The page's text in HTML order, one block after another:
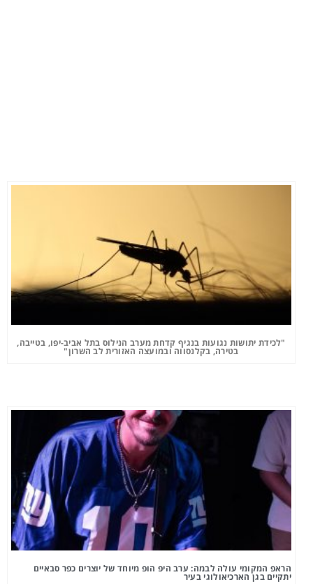
"לכידת יתושות נגועות בנגיף קדחת מערב הנילוס בתל אביב-יפו, בטייבה,
בטירה, בקלנסווה ובמועצה האזורית לב השרון"
הראפ המקומי עולה לבמה: ערב היפ הופ מיוחד של יוצרים כפר סבאיים
יתקיים בגן הארכיאולוגי בעיר